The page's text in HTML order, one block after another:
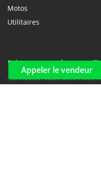
Appeler le vendeur
Motos
Utilitaires
Réseaux sociaux et
Connectez-vous avec nous